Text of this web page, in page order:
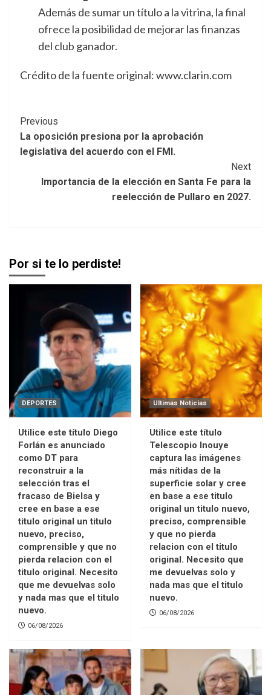
Además de sumar un título a la vitrina, la final
ofrece la posibilidad de mejorar las finanzas
del club ganador.
Crédito de la fuente original: www.clarin.com
Post
Navigation
Previous
La oposición presiona por la aprobación
legislativa del acuerdo con el FMI.
Next
Importancia de la elección en Santa Fe para la
reelección de Pullaro en 2027.
Por si te lo perdiste!
DEPORTES
Utilice este título Diego
Forlán es anunciado
como DT para
reconstruir a la
selección tras el
fracaso de Bielsa y
cree en base a ese
titulo original un titulo
nuevo, preciso,
comprensible y que no
pierda relacion con el
titulo original. Necesito
que me devuelvas solo
y nada mas que el titulo
nuevo.
06/08/2026
Ultimas Noticias
Utilice este título
Telescopio Inouye
captura las imágenes
más nítidas de la
superficie solar y cree
en base a ese titulo
original un titulo nuevo,
preciso, comprensible
y que no pierda
relacion con el titulo
original. Necesito que
me devuelvas solo y
nada mas que el titulo
nuevo.
06/08/2026